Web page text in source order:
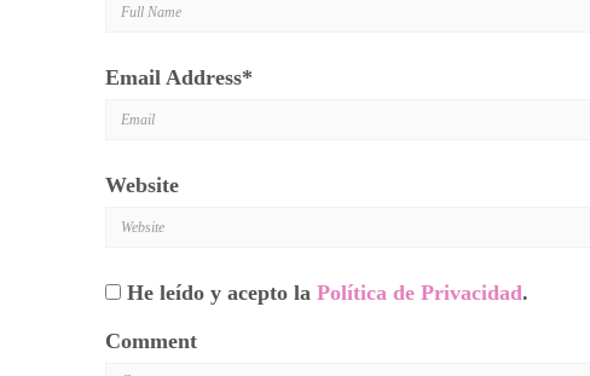
Email Address*
Website
He leído y acepto la Política de Privacidad.
Comment